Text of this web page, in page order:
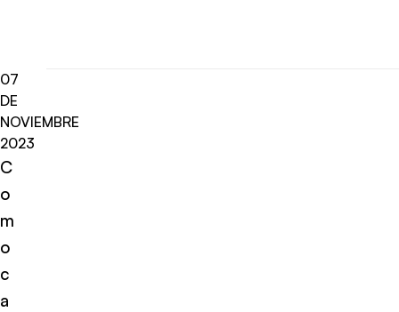
07
DE
NOVIEMBRE
2023
C
o
m
o
c
a